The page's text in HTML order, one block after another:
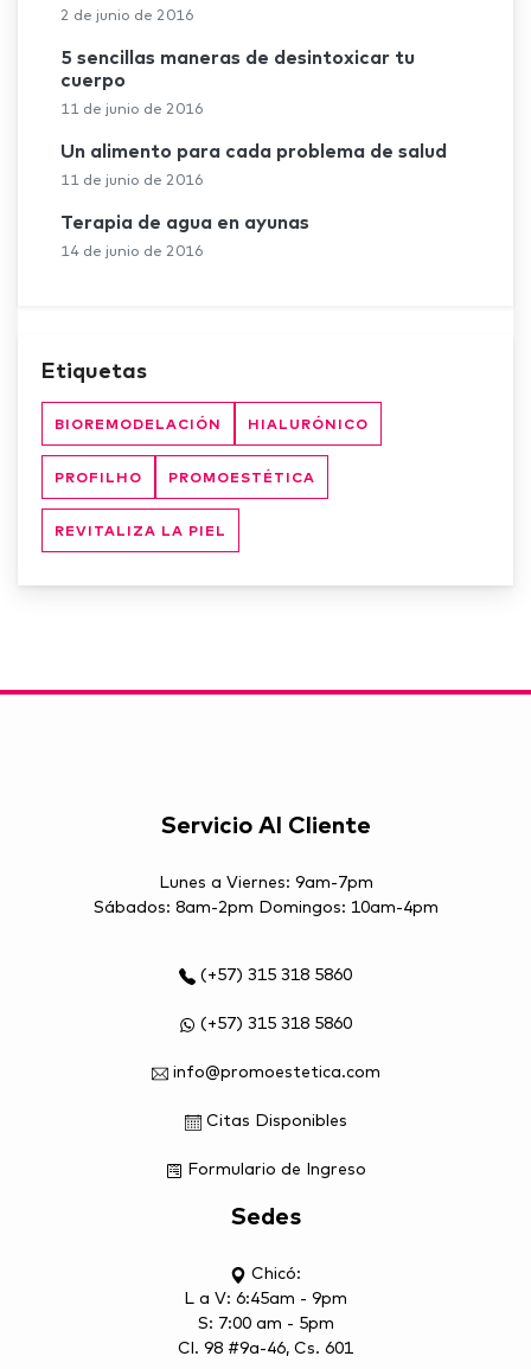
2 de junio de 2016
5 sencillas maneras de desintoxicar tu
cuerpo
11 de junio de 2016
Un alimento para cada problema de salud
11 de junio de 2016
Terapia de agua en ayunas
14 de junio de 2016
Etiquetas
BIOREMODELACIÓN HIALURÓNICO
PROFILHO PROMOESTÉTICA
REVITALIZA LA PIEL
Servicio Al Cliente
Lunes a Viernes: 9am-7pm
Sábados: 8am-2pm Domingos: 10am-4pm
(+57) 315 318 5860
(+57) 315 318 5860
info@promoestetica.com
Citas Disponibles
Formulario de Ingreso
Sedes
Chicó:
L a V: 6:45am - 9pm
S: 7:00 am - 5pm
Cl. 98 #9a-46, Cs. 601